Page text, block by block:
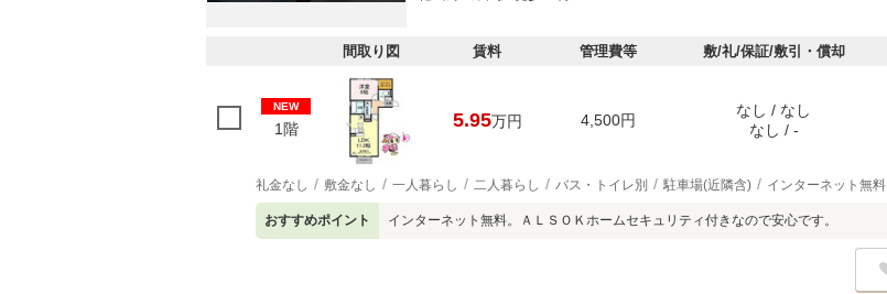
間取り図 賃料 管理費等 敷/礼/保証/敷引・償却
NEW
1階 5.95万円 4,500円
なし / なし
なし / -
礼金なし 敷金なし 一人暮らし 二人暮らし バス・トイレ別 駐車場(近隣含) インターネット無料
おすすめポイント インターネット無料。ＡＬＳＯＫホームセキュリティ付きなので安心です。